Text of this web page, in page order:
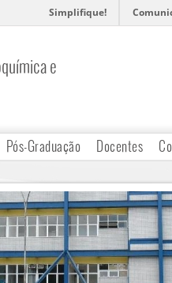
Simplifique!
e
Pós-Graduação Docentes